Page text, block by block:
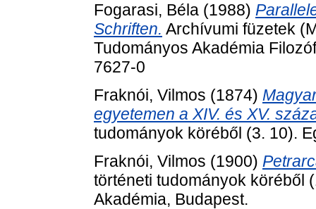
Fogarasi, Béla (1988)
Schriften. Archívumi füzetek
Tudományos Akadémia
7627-0
Fraknói, Vilmos (1874)
egyetemen a XIV. és XV.
tudományok köréből (3. 10).
Fraknói, Vilmos (1900)
történeti tudományok köréből
Akadémia, Budapest.